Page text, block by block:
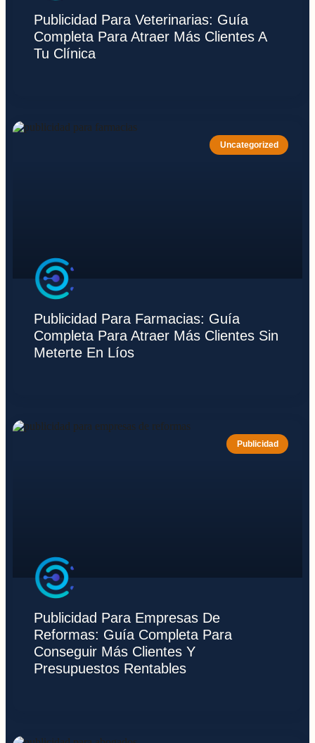
Publicidad Para Veterinarias: Guía
Completa Para Atraer Más Clientes A
Tu Clínica
Uncategorized
Publicidad Para Farmacias: Guía
Completa Para Atraer Más Clientes Sin
Meterte En Líos
Publicidad
Publicidad Para Empresas De
Reformas: Guía Completa Para
Conseguir Más Clientes Y
Presupuestos Rentables